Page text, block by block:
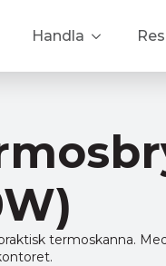
Handla
termoskanna.